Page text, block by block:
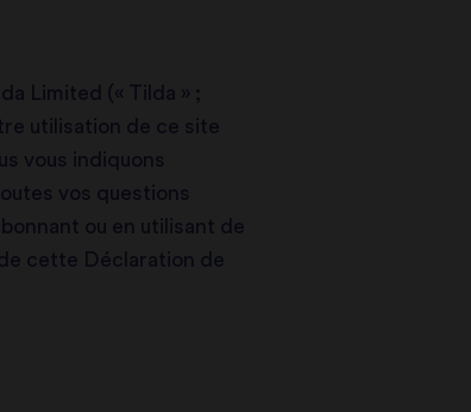
Limited (« Tilda » ;
utilisation de ce site
vous indiquons
vos questions
ou en utilisant de
cette Déclaration de